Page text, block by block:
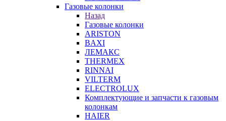
Газовые колонки
Назад
Газовые колонки
ARISTON
BAXI
ЛЕМАКС
THERMEX
RINNAI
VILTERM
ELECTROLUX
Комплектующие и запчасти к газовым
колонкам
HAIER